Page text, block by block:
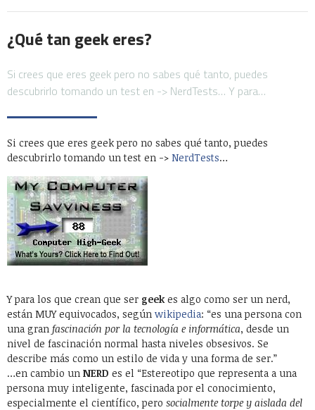
¿Qué tan geek eres?
Si crees que eres geek pero no sabes qué tanto, puedes
descubrirlo tomando un test en -> NerdTests… Y para…
Si crees que eres geek pero no sabes qué tanto, puedes
descubrirlo tomando un test en -> NerdTests…
Y para los que crean que ser geekes algo como ser un nerd,
están MUY equivocados, según wikipedia: “es una persona con
una gran fascinación por la tecnología e informática, desde un
nivel de fascinación normal hasta niveles obsesivos. Se
describe más como un estilo de vida y una forma de ser.”
…en cambio un NERD es el “Estereotipo que representa a una
persona muy inteligente, fascinada por el conocimiento,
especialmente el científico, pero socialmente torpe y aislada del